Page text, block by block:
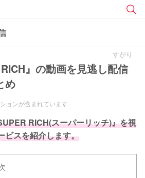
すがり
』の動画を見逃し配信
め
ョンが含まれています
RICH(スーパーリッチ)』を視
ビスを紹介します。